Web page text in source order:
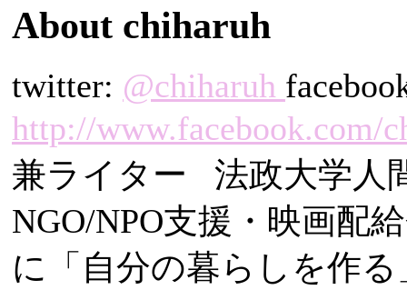
About chiharuh
twitter: @chiharuh
http://www.facebook.com/
兼ライター 法政大学人
NGO/NPO支援・映画配
に「自分の暮らしを作